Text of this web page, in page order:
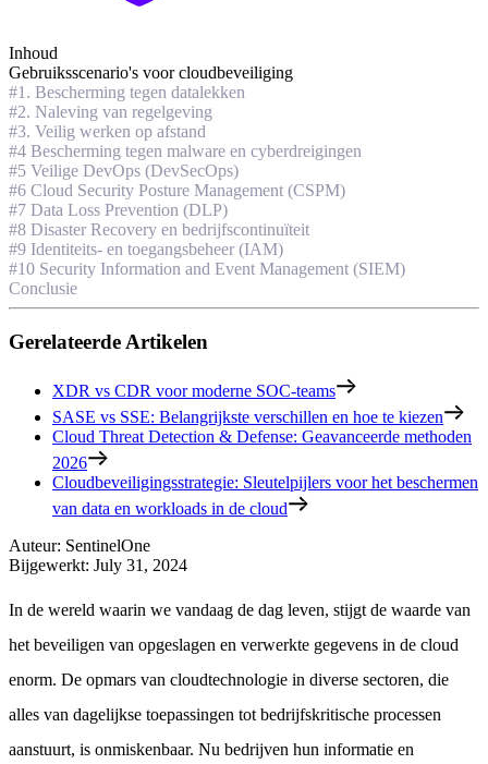
Inhoud
Gebruiksscenario's voor cloudbeveiliging
#1. Bescherming tegen datalekken
#2. Naleving van regelgeving
#3. Veilig werken op afstand
#4 Bescherming tegen malware en cyberdreigingen
#5 Veilige DevOps (DevSecOps)
#6 Cloud Security Posture Management (CSPM)
#7 Data Loss Prevention (DLP)
#8 Disaster Recovery en bedrijfscontinuïteit
#9 Identiteits- en toegangsbeheer (IAM)
#10 Security Information and Event Management (SIEM)
Conclusie
Gerelateerde Artikelen
XDR vs CDR voor moderne SOC-teams
SASE vs SSE: Belangrijkste verschillen en hoe te kiezen
Cloud Threat Detection & Defense: Geavanceerde methoden
2026
Cloudbeveiligingsstrategie: Sleutelpijlers voor het beschermen
van data en workloads in de cloud
Auteur: SentinelOne
Bijgewerkt: July 31, 2024
In de wereld waarin we vandaag de dag leven, stijgt de waarde van
het beveiligen van opgeslagen en verwerkte gegevens in de cloud
enorm. De opmars van cloudtechnologie in diverse sectoren, die
alles van dagelijkse toepassingen tot bedrijfskritische processen
aanstuurt, is onmiskenbaar. Nu bedrijven hun informatie en